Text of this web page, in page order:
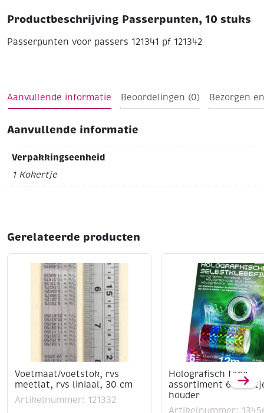
Productbeschrijving Passerpunten, 10 stuks
Passerpunten voor passers 121341 pf 121342
Aanvullende informatie Beoordelingen (0) Bezorgen
Aanvullende informatie
Verpakkingseenheid
1 Kokertje
Gerelateerde producten
Voetmaat/voetstok, rvs
meetlat, rvs liniaal, 30 cm
Artikelnummer: 121332
Holografisch tape
assortiment 6
houder
Artikelnummer: